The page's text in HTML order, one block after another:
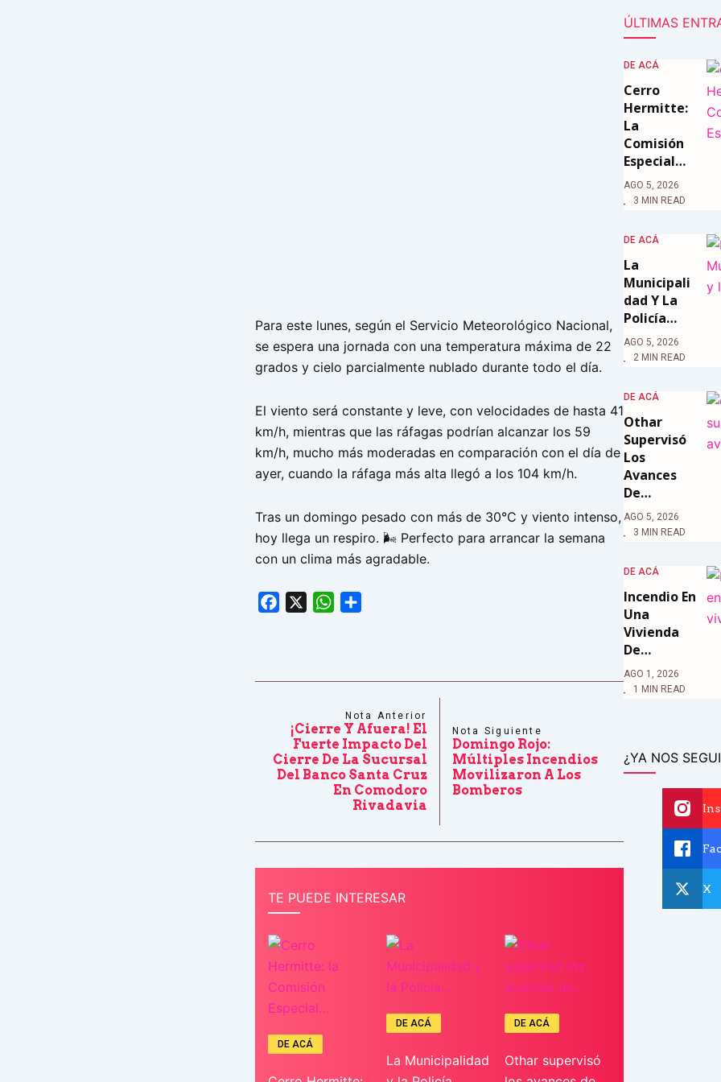
Para este lunes, según el Servicio Meteorológico Nacional,
se espera una jornada con una temperatura máxima de 22
grados y cielo parcialmente nublado durante todo el día.
El viento será constante y leve, con velocidades de hasta 41
km/h, mientras que las ráfagas podrían alcanzar los 59
km/h, mucho más moderadas en comparación con el día de
ayer, cuando la ráfaga más alta llegó a los 104 km/h.
Tras un domingo pesado con más de 30°C y viento intenso,
hoy llega un respiro. 🌬️ Perfecto para arrancar la semana
con un clima más agradable.
Facebook WhatsApp
Nota Anterior
¡Cierre Y Afuera! El
Fuerte Impacto Del
Cierre De La Sucursal
Del Banco Santa Cruz
En Comodoro
Rivadavia
Nota Siguiente
Domingo Rojo:
Múltiples Incendios
Movilizaron A Los
Bomberos
TE PUEDE INTERESAR
DE ACÁ
DE ACÁ
La Municipalidad
DE ACÁ
Othar supervisó
ÚLTIMAS
DE ACÁ
Cerro
Hermitte:
La
Comisión
Especial…
AGO 5, 2026
3 MIN READ
DE ACÁ
La
Municipali
Dad Y La
Policía…
AGO 5, 2026
2 MIN READ
DE ACÁ
Othar
Supervisó
Los
Avances
De…
AGO 5, 2026
3 MIN READ
DE ACÁ
Incendio En
Una
Vivienda
De…
AGO 1, 2026
1 MIN READ
¿YA NOS
X